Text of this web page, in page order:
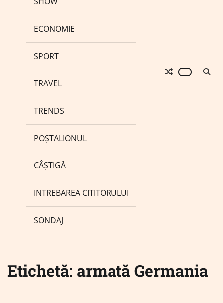
ECONOMIE
SPORT
TRAVEL
TRENDS
POȘTALIONUL
CÂȘTIGĂ
INTREBAREA CITITORULUI
SONDAJ
Etichetă: armată Germania